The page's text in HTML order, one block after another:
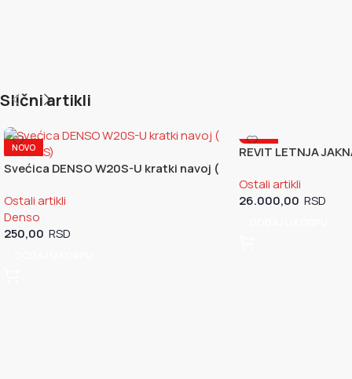
Slični artikli
NOVO
Svećica DENSO W20S-U kratki navoj (
Ostali artikli
Denso
250,00
NOVO
REVIT LETNJA
Ostali artikli
26.000,00